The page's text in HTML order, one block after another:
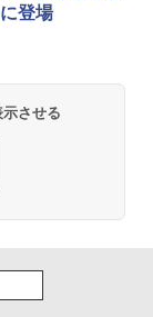
登場
させる